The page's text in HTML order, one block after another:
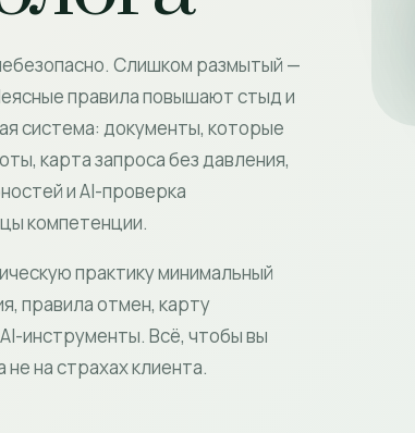
Слишком размытый —
правила повышают стыд и
система: документы, которые
карта запроса без давления,
и AI-проверка
компетенции.
практику минимальный
правила отмен, карту
инструменты. Всё, чтобы вы
на страхах клиента.